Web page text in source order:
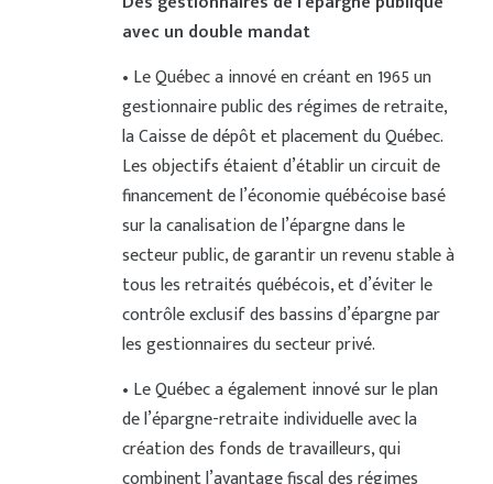
avec un double mandat
• Le Québec a innové en créant en 1965 un
gestionnaire public des régimes de retraite,
la Caisse de dépôt et placement du Québec.
Les objectifs étaient d’établir un circuit de
financement de l’économie québécoise basé
sur la canalisation de l’épargne dans le
secteur public, de garantir un revenu stable à
tous les retraités québécois, et d’éviter le
contrôle exclusif des bassins d’épargne par
les gestionnaires du secteur privé.
• Le Québec a également innové sur le plan
de l’épargne-retraite individuelle avec la
création des fonds de travailleurs, qui